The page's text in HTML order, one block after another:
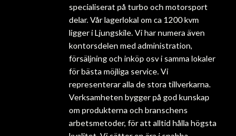
specialiserat på turbo och motorsport
delar. Vår lagerlokal om ca 1200 kvm
ligger i Ljungskile. Vi har numera även
kontorsdelen med administration,
försäljning och inköp osv i samma lokaler
för bästa möjliga service. Vi
representerar alla de stora tillverkarna.
Verksamheten bygger på god kunskap
om produkterna och branschens
arbetsmetoder, för att alltid hålla högsta